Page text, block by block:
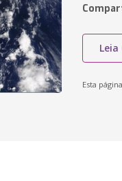
Esta